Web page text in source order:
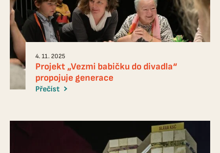
4. 11. 2025
Projekt „Vezmi babičku do divadla“
propojuje generace
Přečíst